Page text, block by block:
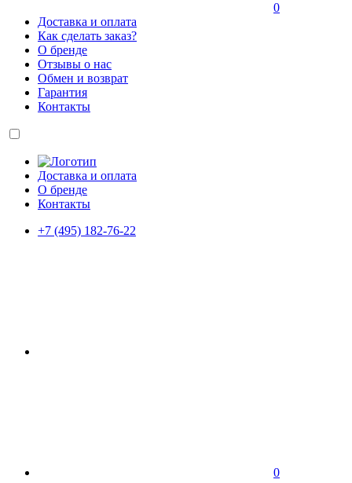
0
Доставка и оплата
Как сделать заказ?
О бренде
Отзывы о нас
Обмен и возврат
Гарантия
Контакты
Доставка и оплата
О бренде
Контакты
+7 (495) 182-76-22
0